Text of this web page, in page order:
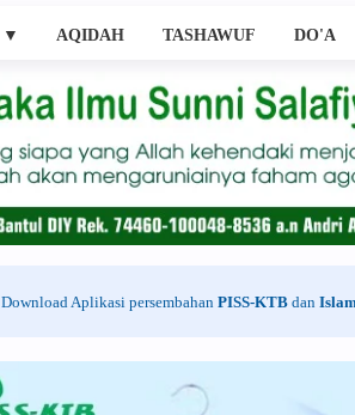
▼ AQIDAH TASHAWUF DO'A
Download Aplikasi persembahan PISS-KTBdan